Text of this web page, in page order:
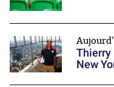
Thierry
New